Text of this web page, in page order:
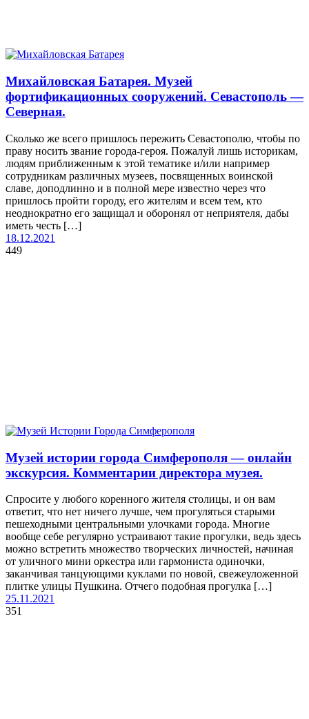
Михайловская Батарея. Музей
фортификационных сооружений. Севастополь —
Северная.
Сколько же всего пришлось пережить Севастополю, чтобы по
праву носить звание города-героя. Пожалуй лишь историкам,
людям приближенным к этой тематике и/или например
сотрудникам различных музеев, посвященных воинской
славе, доподлинно и в полной мере известно через что
пришлось пройти городу, его жителям и всем тем, кто
неоднократно его защищал и оборонял от неприятеля, дабы
иметь честь […]
18.12.2021
449
Музей истории города Симферополя — онлайн
экскурсия. Комментарии директора музея.
Спросите у любого коренного жителя столицы, и он вам
ответит, что нет ничего лучше, чем прогуляться старыми
пешеходными центральными улочками города. Многие
вообще себе регулярно устраивают такие прогулки, ведь здесь
можно встретить множество творческих личностей, начиная
от уличного мини оркестра или гармониста одиночки,
заканчивая танцующими куклами по новой, свежеуложенной
плитке улицы Пушкина. Отчего подобная прогулка […]
25.11.2021
351